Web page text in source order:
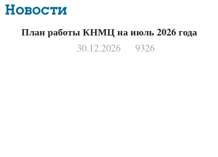
Новости
План работы КНМЦ на июль 2026 года
30.12.2026 9326